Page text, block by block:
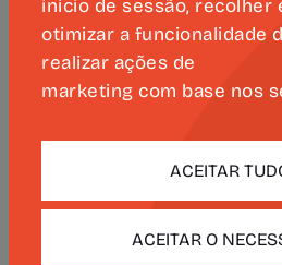
aos sábados, das 9h30
Visitas guiadas com
obrigatória pelo
21, 26, 28, 29 maio, às
às 11h | 16 junho, às
| 8 julho, às 11h | 13 julho,
início de sessão, recolher
otimizar a funcionalidade
realizar ações de
marketing com base nos
ACEITAR
ACEITAR O